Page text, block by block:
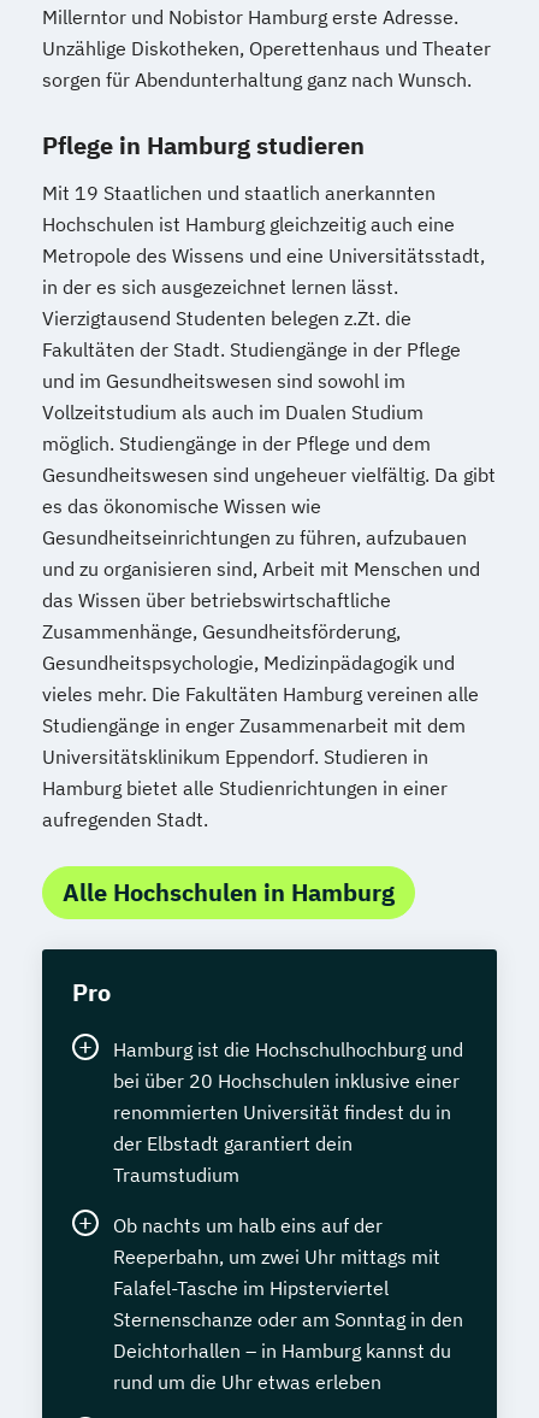
Millerntor und Nobistor Hamburg erste Adresse.
Unzählige Diskotheken, Operettenhaus und Theater
sorgen für Abendunterhaltung ganz nach Wunsch.
Pflege in Hamburg studieren
Mit 19 Staatlichen und staatlich anerkannten
Hochschulen ist Hamburg gleichzeitig auch eine
Metropole des Wissens und eine Universitätsstadt,
in der es sich ausgezeichnet lernen lässt.
Vierzigtausend Studenten belegen z.Zt. die
Fakultäten der Stadt. Studiengänge in der Pflege
und im Gesundheitswesen sind sowohl im
Vollzeitstudium als auch im Dualen Studium
möglich. Studiengänge in der Pflege und dem
Gesundheitswesen sind ungeheuer vielfältig. Da gibt
es das ökonomische Wissen wie
Gesundheitseinrichtungen zu führen, aufzubauen
und zu organisieren sind, Arbeit mit Menschen und
das Wissen über betriebswirtschaftliche
Zusammenhänge, Gesundheitsförderung,
Gesundheitspsychologie, Medizinpädagogik und
vieles mehr. Die Fakultäten Hamburg vereinen alle
Studiengänge in enger Zusammenarbeit mit dem
Universitätsklinikum Eppendorf. Studieren in
Hamburg bietet alle Studienrichtungen in einer
aufregenden Stadt.
Alle Hochschulen in Hamburg
Pro
Hamburg ist die Hochschulhochburg und
bei über 20 Hochschulen inklusive einer
renommierten Universität findest du in
der Elbstadt garantiert dein
Traumstudium
Ob nachts um halb eins auf der
Reeperbahn, um zwei Uhr mittags mit
Falafel-Tasche im Hipsterviertel
Sternenschanze oder am Sonntag in den
Deichtorhallen – in Hamburg kannst du
rund um die Uhr etwas erleben